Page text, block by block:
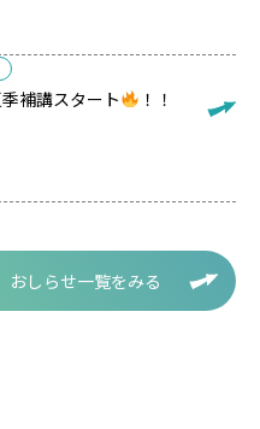
補講スタート ！！
おしらせ一覧をみる